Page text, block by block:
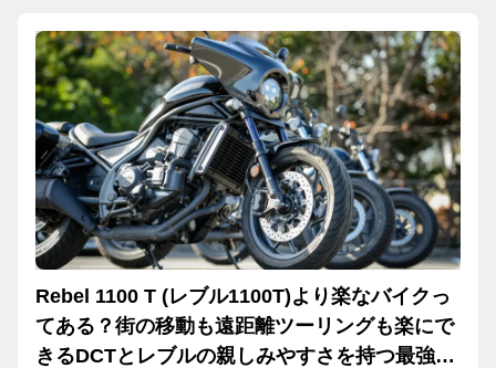
Rebel 1100 T (レブル1100T)より楽なバイクっ
てある？街の移動も遠距離ツーリングも楽にで
きるDCTとレブルの親しみやすさを持つ最強ク